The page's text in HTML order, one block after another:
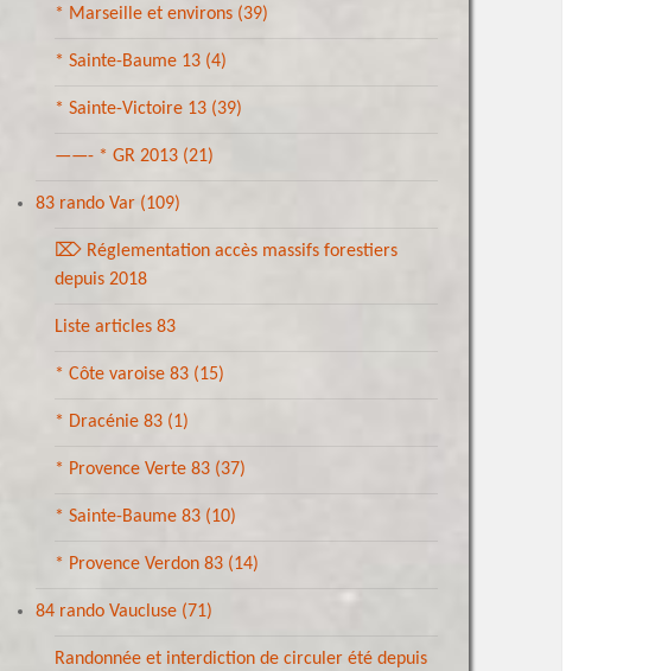
* Marseille et environs (39)
* Sainte-Baume 13 (4)
* Sainte-Victoire 13 (39)
——- * GR 2013 (21)
83 rando Var (109)
⌦ Réglementation accès massifs forestiers
depuis 2018
Liste articles 83
* Côte varoise 83 (15)
* Dracénie 83 (1)
* Provence Verte 83 (37)
* Sainte-Baume 83 (10)
* Provence Verdon 83 (14)
84 rando Vaucluse (71)
Randonnée et interdiction de circuler été depuis